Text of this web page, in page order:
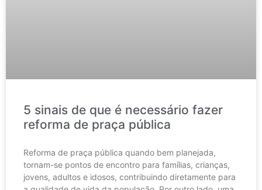
5 sinais de que é necessário fazer
reforma de praça pública
Reforma de praça pública quando bem planejada,
tornam-se pontos de encontro para famílias, crianças,
jovens, adultos e idosos, contribuindo diretamente para